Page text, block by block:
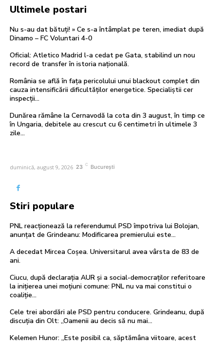
Ultimele postari
Nu s-au dat bătuți! » Ce s-a întâmplat pe teren, imediat după
Dinamo – FC Voluntari 4-0
Oficial: Atletico Madrid l-a cedat pe Gata, stabilind un nou
record de transfer în istoria națională.
România se află în fața pericolului unui blackout complet din
cauza intensificării dificultăților energetice. Specialiștii cer
inspecții…
Dunărea rămâne la Cernavodă la cota din 3 august, în timp ce
în Ungaria, debitele au crescut cu 6 centimetri în ultimele 3
zile...
duminică, august 9, 2026 23 C București
Stiri populare
PNL reacționează la referendumul PSD împotriva lui Bolojan,
anunțat de Grindeanu: Modificarea premierului este…
A decedat Mircea Coşea. Universitarul avea vârsta de 83 de
ani.
Ciucu, după declarația AUR și a social-democraților referitoare
la inițierea unei moțiuni comune: PNL nu va mai constitui o
coaliție…
Cele trei abordări ale PSD pentru conducere. Grindeanu, după
discuția din Olt: „Oamenii au decis să nu mai…
Kelemen Hunor: „Este posibil ca, săptămâna viitoare, acest